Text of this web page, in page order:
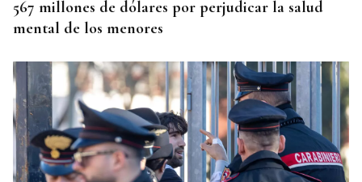
567 millones de dólares por perjudicar la salud
mental de los menores